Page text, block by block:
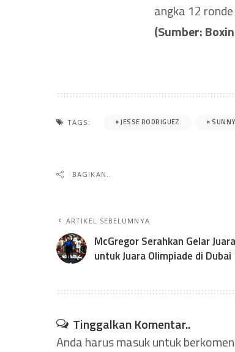
angka 12
(Sumber:
TAGS: JESSE RODRIGUEZ
BAGIKAN..
ARTIKEL SEBELUMNYA
McGregor Serahkan Gelar
untuk Juara Olimpiade di Dubai
Tinggalkan Komentar..
Anda harusmasukuntuk